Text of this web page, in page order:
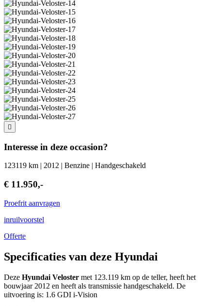
Interesse in deze occasion?
123119 km | 2012 | Benzine | Handgeschakeld
€ 11.950,-
Proefrit aanvragen
inruilvoorstel
Offerte
Specificaties van deze Hyundai
Deze Hyundai Veloster met 123.119 km op de teller, heeft het
bouwjaar 2012 en heeft als transmissie handgeschakeld. De
uitvoering is: 1.6 GDI i-Vision